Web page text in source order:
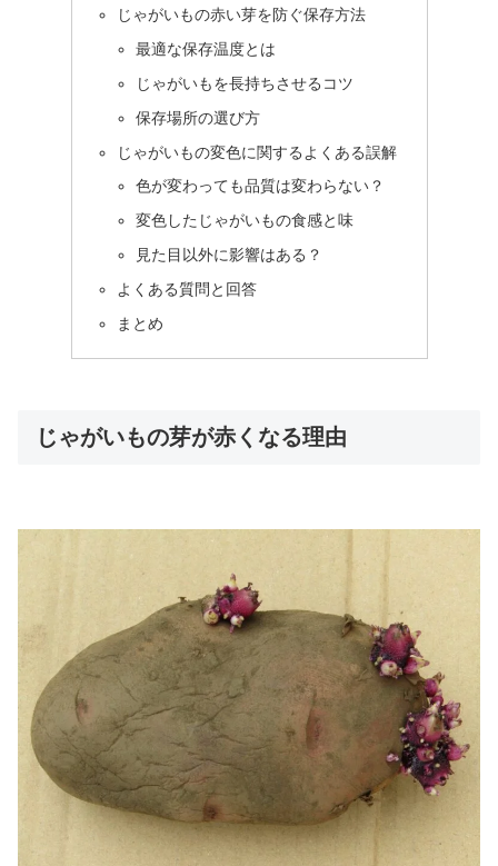
じゃがいもの赤い芽を防ぐ保存方法
最適な保存温度とは
じゃがいもを長持ちさせるコツ
保存場所の選び方
じゃがいもの変色に関するよくある誤解
色が変わっても品質は変わらない？
変色したじゃがいもの食感と味
見た目以外に影響はある？
よくある質問と回答
まとめ
じゃがいもの芽が赤くなる理由